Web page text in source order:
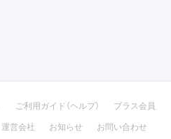
ご利用ガイド（ヘルプ）
プラス会員
運営会社 お知らせ お問い合わせ